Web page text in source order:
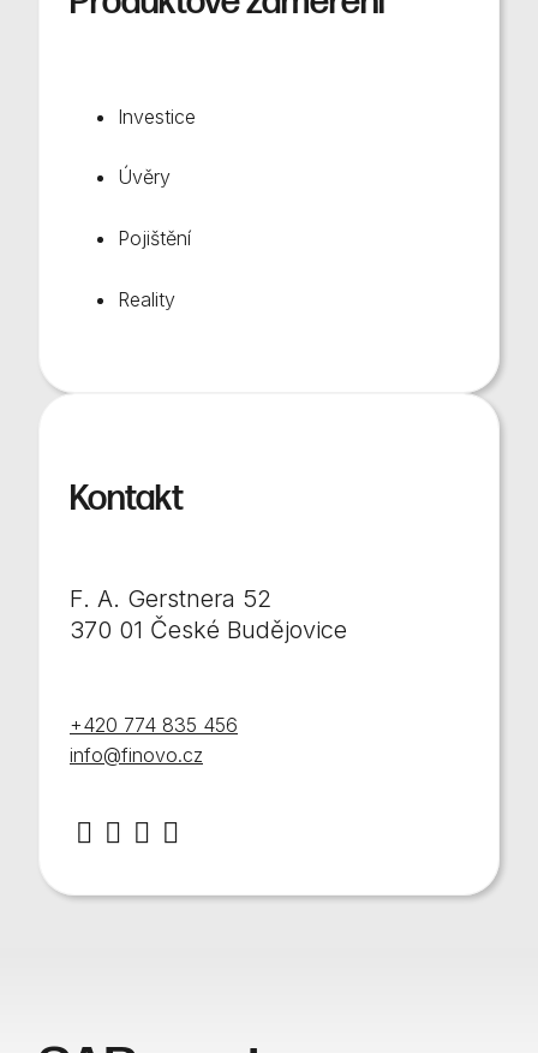
Investice
Úvěry
Pojištění
Reality
Kontakt
F. A. Gerstnera 52
370 01 České Budějovice
+420 774 835 456
info@finovo.cz